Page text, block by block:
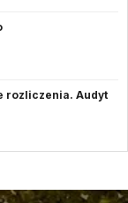
rozliczenia. Audyt